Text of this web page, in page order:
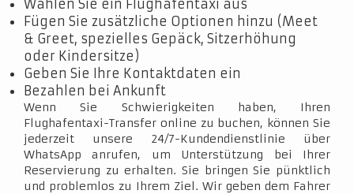
Wählen Sie ein Flughafentaxi aus
Fügen Sie zusätzliche Optionen hinzu (Meet
& Greet, spezielles Gepäck, Sitzerhöhung
oder Kindersitze)
Geben Sie Ihre Kontaktdaten ein
Bezahlen bei Ankunft
Wenn Sie Schwierigkeiten haben, Ihren
Flughafentaxi-Transfer online zu buchen, können Sie
jederzeit unsere 24/7-Kundendienstlinie über
WhatsApp anrufen, um Unterstützung bei Ihrer
Reservierung zu erhalten. Sie bringen Sie pünktlich
und problemlos zu Ihrem Ziel. Wir geben dem Fahrer